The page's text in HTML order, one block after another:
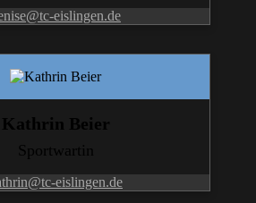
eislingen.de
Kathrin Beier
Sportwartin
eislingen.de